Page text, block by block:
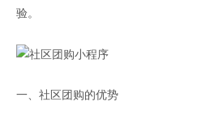
验。
一、社区团购的优势